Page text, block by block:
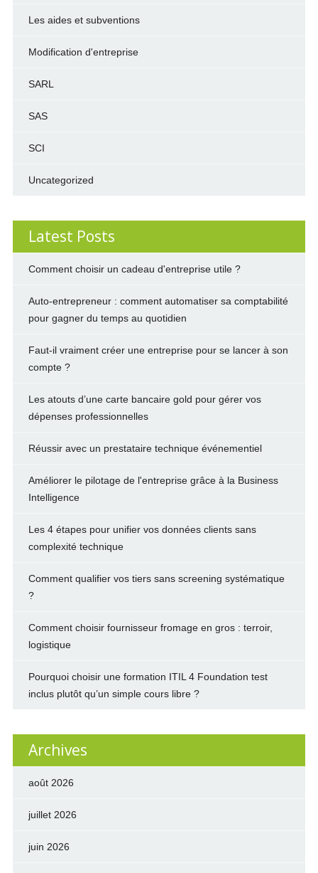
Les aides et subventions
Modification d'entreprise
SARL
SAS
SCI
Uncategorized
Latest Posts
Comment choisir un cadeau d'entreprise utile ?
Auto-entrepreneur : comment automatiser sa comptabilité
pour gagner du temps au quotidien
Faut-il vraiment créer une entreprise pour se lancer à son
compte ?
Les atouts d’une carte bancaire gold pour gérer vos
dépenses professionnelles
Réussir avec un prestataire technique événementiel
Améliorer le pilotage de l'entreprise grâce à la Business
Intelligence
Les 4 étapes pour unifier vos données clients sans
complexité technique
Comment qualifier vos tiers sans screening systématique
?
Comment choisir fournisseur fromage en gros : terroir,
logistique
Pourquoi choisir une formation ITIL 4 Foundation test
inclus plutôt qu’un simple cours libre ?
Archives
août 2026
juillet 2026
juin 2026